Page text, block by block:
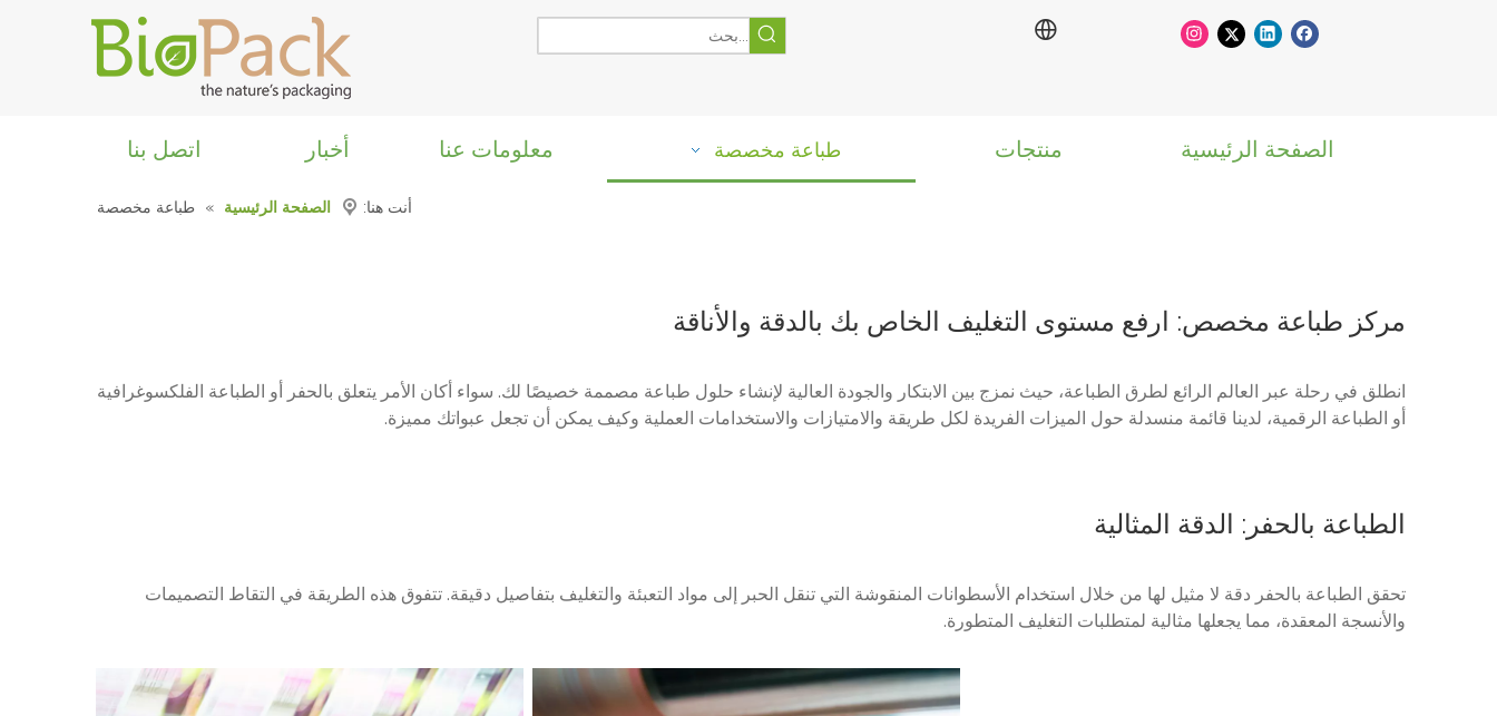
الصفحة الرئيسية منتجات طباعة مخصصة معلومات عنا أخبار اتصل بنا
أنت هنا: الصفحة الرئيسية » طباعة مخصصة
ة
مركز طباعة مخصص: ارفع مستوى التغليف الخاص بك بالدقة والأناقة
انطلق في رحلة عبر العالم الرائع لطرق الطباعة، حيث نمزج بين الابتكار والجودة العالية لإنشاء حلول طباعة مصممة خصيصًا لك. سواء أكان الأمر يتعلق بالحفر أو الطباعة الفلكسوغرافية
أو الطباعة الرقمية، لدينا قائمة منسدلة حول الميزات الفريدة لكل طريقة والامتيازات والاستخدامات العملية وكيف يمكن أن تجعل عبواتك مميزة.
الطباعة بالحفر: الدقة المثالية
تحقق الطباعة بالحفر دقة لا مثيل لها من خلال استخدام الأسطوانات المنقوشة التي تنقل الحبر إلى مواد التعبئة والتغليف بتفاصيل دقيقة. تتفوق هذه الطريقة في التقاط التصميمات
والأنسجة المعقدة، مما يجعلها مثالية لمتطلبات التغليف المتطورة.